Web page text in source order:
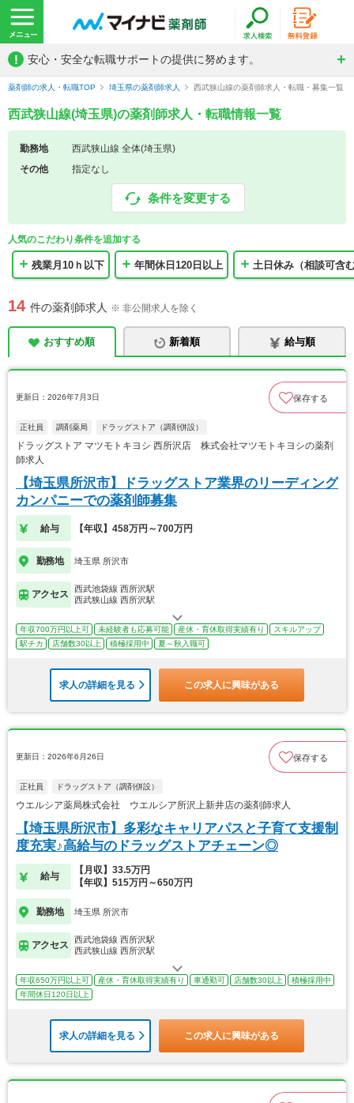
! 安心・安全な転職サポートの提供に努めます。
薬剤師の求人・転職TOP 埼玉県の薬剤師求人 西武狭山線の薬剤師求人・転職・募集一覧
西武狭山線(埼玉県)の薬剤師求人・転職情報一覧
勤務地
西武狭山線 全体(埼玉県)
その他
指定なし
条件を変更する
人気のこだわり条件を追加する
残業月10ｈ以下 年間休日120日以上 土日休み（相談可含
14 件の薬剤師求人 ※ 非公開求人を除く
おすすめ順 新着順 給与順
更新日：2026年7月3日 保存する
正社員 調剤薬局 ドラッグストア（調剤併設）
ドラッグストア マツモトキヨシ 西所沢店 株式会社マツモトキヨシの薬剤
師求人
【埼玉県所沢市】ドラッグストア業界のリーディング
カンパニーでの薬剤師募集
給与 【年収】458万円～700万円
勤務地 埼玉県 所沢市
アクセス
西武池袋線 西所沢駅
西武狭山線 西所沢駅
年収700万円以上可 未経験者も応募可能 産休・育休取得実績有り
スキルアップ
駅チカ
店舗数30以上 積極採用中 夏～秋入職可
求人の詳細を見る この求人に興味がある
更新日：2026年6月26日 保存する
正社員 ドラッグストア（調剤併設）
ウエルシア薬局株式会社 ウエルシア所沢上新井店の薬剤師求人
【埼玉県所沢市】多彩なキャリアパスと子育て支援制
度充実♪高給与のドラッグストアチェーン◎
給与
【月収】33.5万円
【年収】515万円～650万円
勤務地 埼玉県 所沢市
アクセス
西武池袋線 西所沢駅
西武狭山線 西所沢駅
年収650万円以上可 産休・育休取得実績有り 車通勤可 店舗数30以上
積極採用中
年間休日120日以上
求人の詳細を見る この求人に興味がある